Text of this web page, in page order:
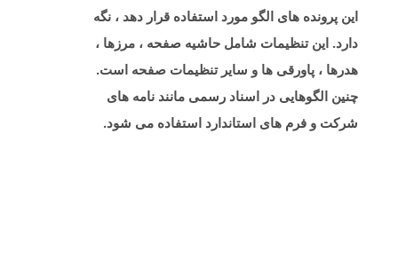
این پرونده های الگو مورد استفاده قرار دهد ، نگه
دارد. این تنظیمات شامل حاشیه صفحه ، مرزها ،
هدرها ، پاورقی ها و سایر تنظیمات صفحه است.
چنین الگوهایی در اسناد رسمی مانند نامه های
شرکت و فرم های استاندارد استفاده می شود.